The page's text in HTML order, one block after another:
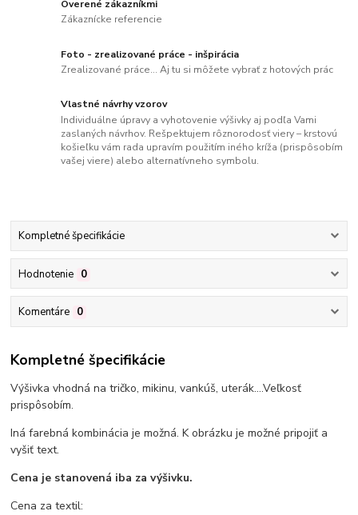
Overené zákazníkmi
Zákaznícke referencie
Foto - zrealizované práce - inšpirácia
Zrealizované práce... Aj tu si môžete vybrať z hotových prác
Vlastné návrhy vzorov
Individuálne úpravy a vyhotovenie výšivky aj podľa Vami
zaslaných návrhov. Rešpektujem rôznorodosť viery – krstovú
košieľku vám rada upravím použitím iného kríža (prispôsobím
vašej viere) alebo alternatívneho symbolu.
Kompletné špecifikácie
Hodnotenie 0
Komentáre 0
Kompletné špecifikácie
Výšivka vhodná na tričko, mikinu, vankúš, uterák....Veľkosť
prispôsobím.
Iná farebná kombinácia je možná. K obrázku je možné pripojiť a
vyšiť text.
Cena je stanovená iba za výšivku.
Cena za textil: